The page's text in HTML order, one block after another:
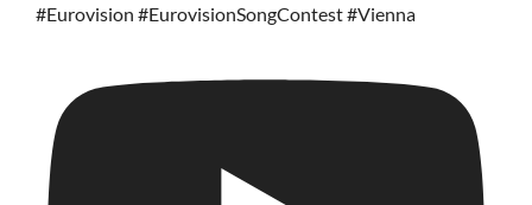
#Eurovision #EurovisionSongContest #Vienna